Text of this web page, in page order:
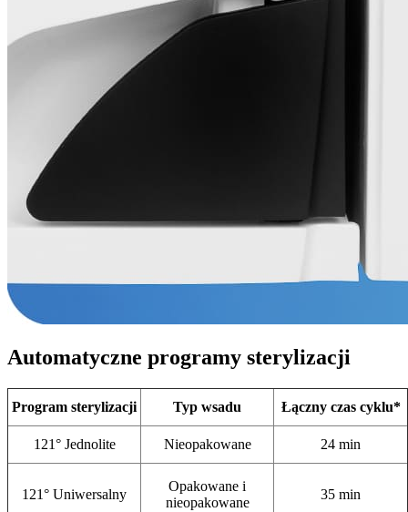
Automatyczne programy sterylizacji
Program sterylizacji Typ wsadu Łączny czas cyklu*
121° Jednolite Nieopakowane 24 min
121° Uniwersalny
Opakowane i
nieopakowane
35 min